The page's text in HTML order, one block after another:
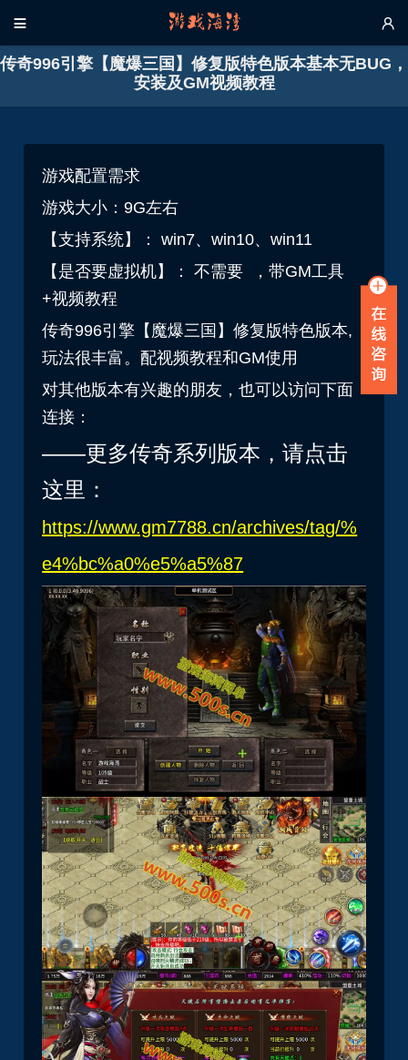
 
传奇996引擎【魔爆三国】修复版特色版本基本无BUG，
安装及GM视频教程
游戏配置需求
游戏大小：9G左右
【支持系统】： win7、win10、win11
【是否要虚拟机】： 不需要 ，带GM工具
+视频教程
传奇996引擎【魔爆三国】修复版特色版本,
玩法很丰富。配视频教程和GM使用
对其他版本有兴趣的朋友，也可以访问下面
连接：
——更多传奇系列版本，请点击
这里：
https://www.gm7788.cn/archives/tag/%
e4%bc%a0%e5%a5%87